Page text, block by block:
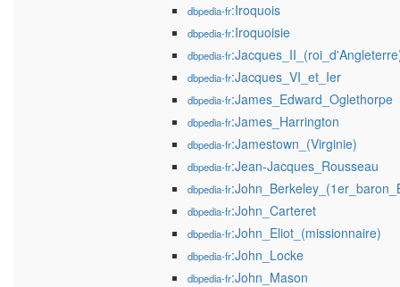
dbpedia-fr:Iroquois
dbpedia-fr:Iroquoisie
dbpedia-fr
dbpedia-fr:Jacques_VI_et_Ier
dbpedia-fr:James_Edward_Oglethorpe
dbpedia-fr:James_Harrington
dbpedia-fr:Jamestown_(Virginie)
dbpedia-fr:Jean-Jacques_Rousseau
dbpedia-fr
dbpedia-fr:John_Carteret
dbpedia-fr:John_Eliot_(missionnaire)
dbpedia-fr:John_Locke
dbpedia-fr:John_Mason